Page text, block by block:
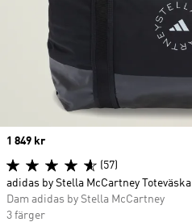
Price
1 849 kr
(57)
adidas by Stella McCartney Toteväska
Dam adidas by Stella McCartney
3 färger